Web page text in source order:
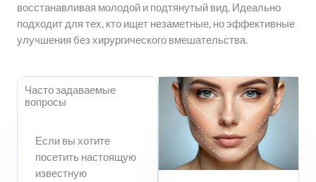
восстанавливая молодой и подтянутый вид. Идеально
подходит для тех, кто ищет незаметные, но эффективные
улучшения без хирургического вмешательства.
Часто задаваемые
вопросы
Если вы хотите
посетить настоящую
известную